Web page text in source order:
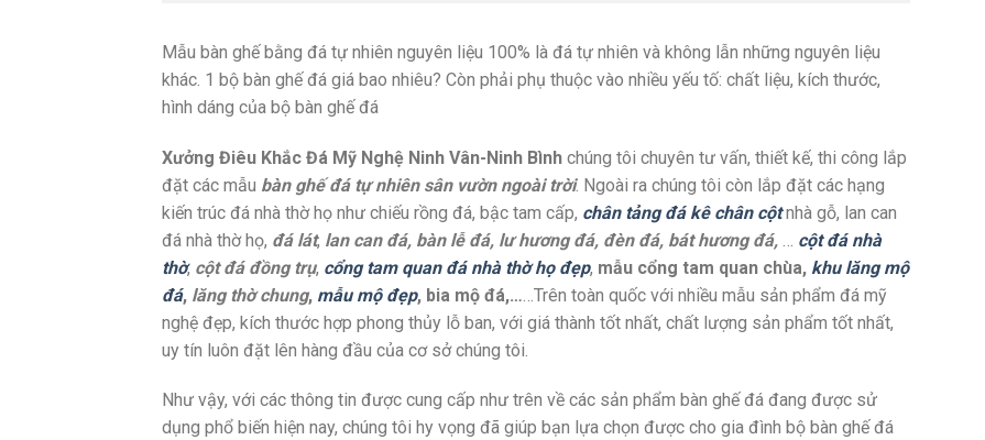
Mẫu bàn ghế bằng đá tự nhiên nguyên liệu 100% là đá tự nhiên và không lẫn những nguyên liệu
khác. 1 bộ bàn ghế đá giá bao nhiêu? Còn phải phụ thuộc vào nhiều yếu tố: chất liệu, kích thước,
hình dáng của bộ bàn ghế đá
Xưởng Điêu Khắc Đá Mỹ Nghệ Ninh Vân-Ninh Bình chúng tôi chuyên tư vấn, thiết kế, thi công lắp
đặt các mẫu bàn ghế đá tự nhiên sân vườn ngoài trời. Ngoài ra chúng tôi còn lắp đặt các hạng
kiến trúc đá nhà thờ họ như chiếu rồng đá, bậc tam cấp, chân tảng đá kê chân cộtnhà gỗ, lan can
đá nhà thờ họ, đá lát, lan can đá, bàn lễ đá, lư hương đá, đèn đá, bát hương đá,
cột đá nhà
thờ, cột đá đồng trụ, cổng tam quan đá nhà thờ họ đẹp, mẫu cổng tam quan chùa, khu lăng mộ
đá, lăng thờ chung, mẫu mộ đẹp, bia mộ đá,… …Trên toàn quốc với nhiều mẫu sản phẩm đá mỹ
nghệ đẹp, kích thước hợp phong thủy lỗ ban, với giá thành tốt nhất, chất lượng sản phẩm tốt nhất,
uy tín luôn đặt lên hàng đầu của cơ sở chúng tôi.
Như vậy, với các thông tin được cung cấp như trên về các sản phẩm bàn ghế đá đang được sử
dụng phổ biến hiện nay, chúng tôi hy vọng đã giúp bạn lựa chọn được cho gia đình bộ bàn ghế đá